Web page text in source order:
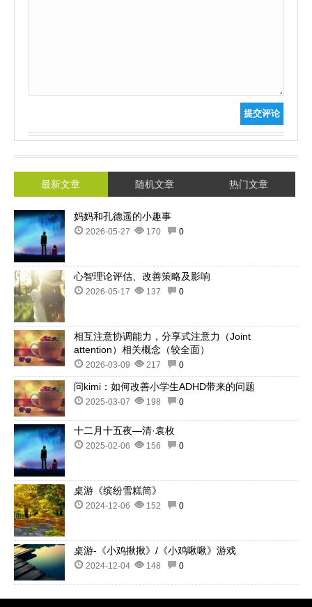
提交评论
最新文章 随机文章 热门文章
妈妈和孔德遥的小趣事
2026-05-27 170 0
心智理论评估、改善策略及影响
2026-05-17 137 0
相互注意协调能力，分享式注意力（Joint
attention）相关概念（较全面）
2026-03-09 217 0
问kimi：如何改善小学生ADHD带来的问题
2025-03-07 198 0
十二月十五夜—清·袁枚
2025-02-06 156 0
桌游《缤纷雪糕筒》
2024-12-06 152 0
桌游-《小鸡揪揪》/《小鸡啾啾》游戏
2024-12-04 148 0